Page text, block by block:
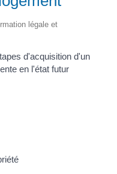
légale et
d'acquisition d'un
en l'état futur